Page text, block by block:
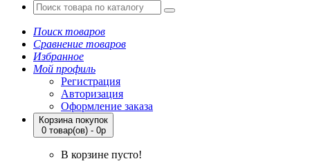
Поиск товаров
Сравнение товаров
Избранное
Мой профиль
Регистрация
Авторизация
Оформление заказа
Корзина покупок
0 товар(ов) - 0р
В корзине пусто!